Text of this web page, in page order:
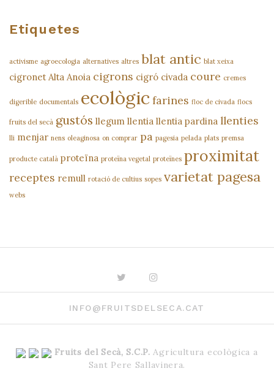
Etiquetes
activisme agroecologia alternatives altres blat antic blat xeixa
cigronet Alta Anoia cigrons cigró civada coure cremes
digerible documentals ecològic farines floc de civada flocs
fruits del secà gustós llegum llentia llentia pardina llenties
lli menjar nens oleaginosa on comprar pa pagesia pelada plats premsa
producte català proteïna proteïna vegetal proteïnes proximitat
receptes remull rotació de cultius sopes varietat pagesa
webs
Fruits del Secà, S.C.P. Agricultura ecològica a
Sant Pere Sallavinera.
TwitterInstagram
INFO@FRUITSDELSECA.CAT